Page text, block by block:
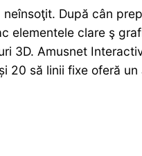
După cân
elementele clare ş
3D. Amusnet
20 să linii fixe oferă